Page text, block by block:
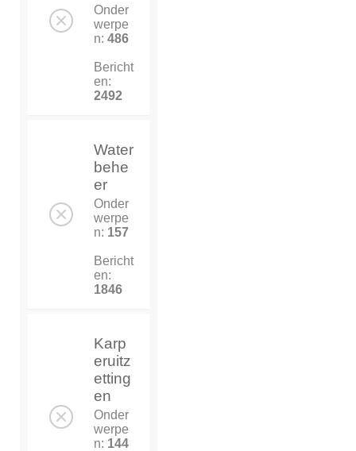
Onder
werpe
n: 486
Bericht
en:
2492
Water
behe
er
Onder
werpe
n: 157
Bericht
en:
1846
Karp
eruitz
etting
en
Onder
werpe
n: 144